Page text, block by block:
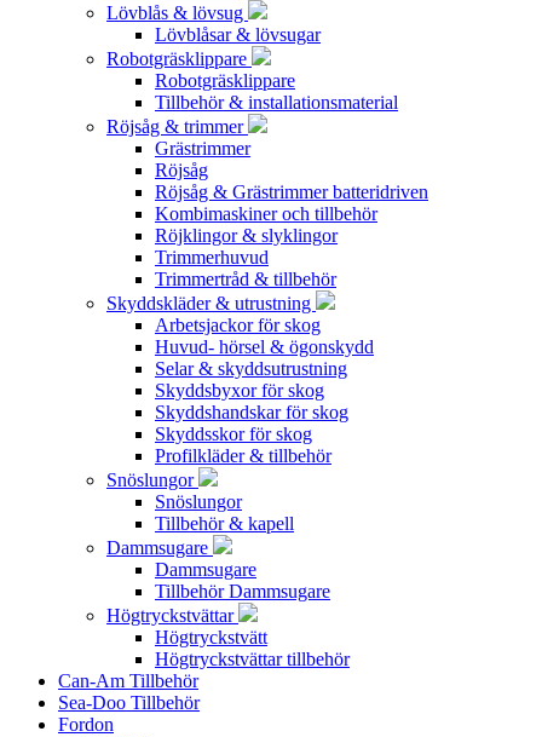
Lövblås & lövsug
Lövblåsar & lövsugar
Robotgräsklippare
Robotgräsklippare
Tillbehör & installationsmaterial
Röjsåg & trimmer
Grästrimmer
Röjsåg
Röjsåg & Grästrimmer batteridriven
Kombimaskiner och tillbehör
Röjklingor & slyklingor
Trimmerhuvud
Trimmertråd & tillbehör
Skyddskläder & utrustning
Arbetsjackor för skog
Huvud- hörsel & ögonskydd
Selar & skyddsutrustning
Skyddsbyxor för skog
Skyddshandskar för skog
Skyddsskor för skog
Profilkläder & tillbehör
Snöslungor
Snöslungor
Tillbehör & kapell
Dammsugare
Dammsugare
Tillbehör Dammsugare
Högtryckstvättar
Högtryckstvätt
Högtryckstvättar tillbehör
Can-Am Tillbehör
Sea-Doo Tillbehör
Fordon